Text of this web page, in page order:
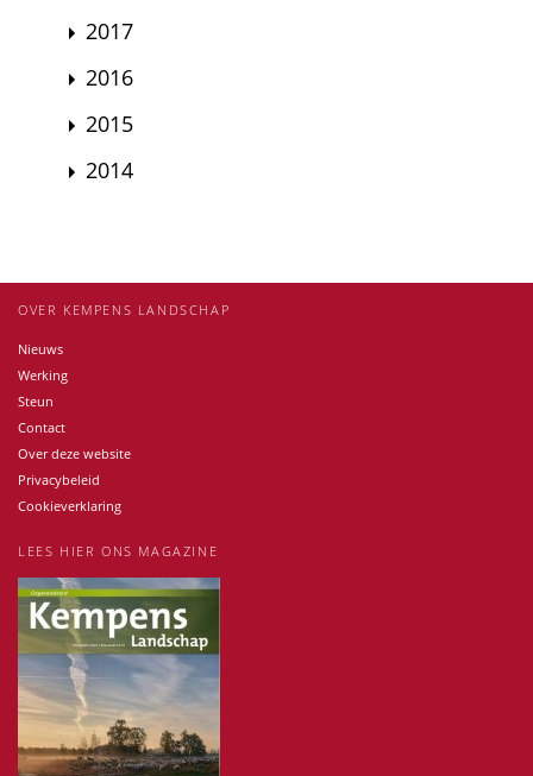
2017
2016
2015
2014
OVER KEMPENS LANDSCHAP
Nieuws
Werking
Steun
Contact
Over deze website
Privacybeleid
Cookieverklaring
LEES HIER ONS MAGAZINE